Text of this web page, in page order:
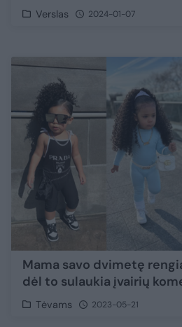
Verslas 2024-01-07
Mama savo dvimetę
dėl to sulaukia įvairių
Tėvams 2023-05-21